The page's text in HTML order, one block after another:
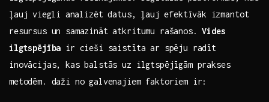
ļauj ⁢viegli⁣ analizēt datus, ļauj efektīvāk ⁣izmantot
‌resursus un samazināt ‍atkritumu rašanos.Vides
ilgtspējība ir cieši saistīta‌ ar spēju radīt
inovācijas, kas balstās uz‍ ilgtspējīgām prakses‍
metodēm. daži no galvenajiem faktoriem ir: